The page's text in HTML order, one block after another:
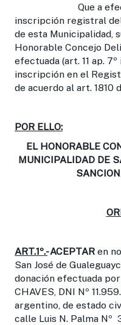
Que a efectos
inscripción registral
de esta Municipalidad,
Honorable Concejo
efectuada (art. 11 ap.
inscripción en el
de acuerdo al art. 1810
POR ELLO:
EL HONORABLE
MUNICIPALIDAD DE
ART.1º.-ACEPTAR en
San José de
donación efectuada
CHAVES, DNI Nº
argentino, de estado
calle Luis N. Palma Nº